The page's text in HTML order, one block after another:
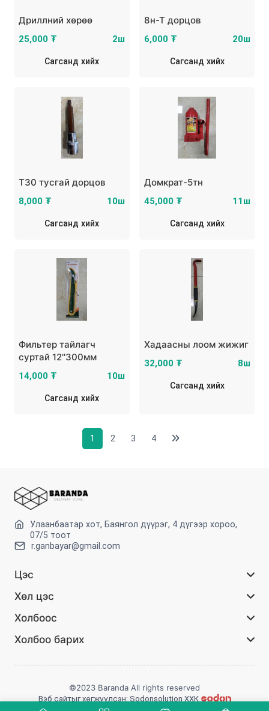
Дриллний хөрөө
25,000 ₮ 2ш
Сагсанд хийх
8н-Т дорцов
6,000 ₮ 20ш
Сагсанд хийх
T30 тусгай дорцов
8,000 ₮ 10ш
Сагсанд хийх
Домкрат-5тн
45,000 ₮ 11ш
Сагсанд хийх
Фильтер тайлагч
суртай 12''300мм
14,000 ₮ 10ш
Сагсанд хийх
Хадаасны лоом жижиг
32,000 ₮ 8ш
Сагсанд хийх
1 2 3 4
Улаанбаатар хот, Баянгол дүүрэг, 4 дүгээр хороо,
07/5 тоот
r.ganbayar@gmail.com
Цэс
Хөл цэс
Холбоос
Холбоо барих
©2023 Baranda All rights reserved
Вэб сайтыг хөгжүүлсэн: Sodonsolution ХХК